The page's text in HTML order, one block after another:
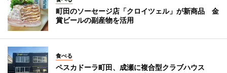
町田のソーセージ店「クロイツェル」が新商品 金
賞ビールの副産物を活用
食べる
ペスカドーラ町田、成瀬に複合型クラブハウス